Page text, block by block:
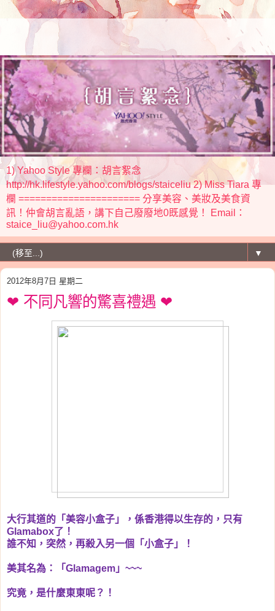
1) Yahoo Style 專欄：胡言絮念
http://hk.lifestyle.yahoo.com/blogs/staiceliu 2) Miss Tiara 專
欄 ====================== 分享美容、美妝及美食資
訊！仲會胡言亂語，講下自己廢廢地0既感覺！ Email：
staice_liu@yahoo.com.hk
▼
2012年8月7日 星期二
❤ 不同凡響的驚喜禮遇 ❤
大行其道的「美容小盒子」，係香港得以生存的，只有
Glamabox 了！
誰不知，突然，再殺入另一個「小盒子」！
美其名為：「 Glamagem 」 ~~~
究竟，是什麼東東呢？！